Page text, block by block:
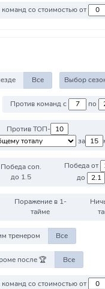
Против команд со стоимостью от
Все Выбор
Против команд с по
Против ТОП-
за
Победа соп.
до 1.5
Победа от
до
Поражение в 1-
тайме
тренером Все
после 🏆 Все
Против команд со стоимостью от